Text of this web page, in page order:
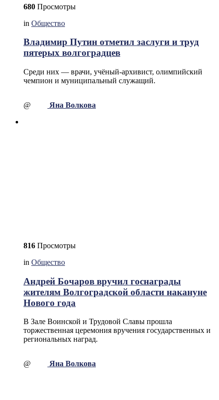
680 Просмотры
in Общество
Владимир Путин отметил заслуги и труд
пятерых волгоградцев
Среди них — врачи, учёный-архивист, олимпийский
чемпион и муниципальный служащий.
@ Яна Волкова
816 Просмотры
in Общество
Андрей Бочаров вручил госнаграды
жителям Волгоградской области накануне
Нового года
В Зале Воинской и Трудовой Славы прошла
торжественная церемония вручения государственных и
региональных наград.
@ Яна Волкова